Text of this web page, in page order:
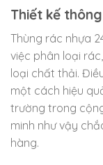
Thiết kế
Thùng rác nhựa
việc phân loại
loại chất thải.
một cách hiệu
trường trong
minh như vậy
hàng.